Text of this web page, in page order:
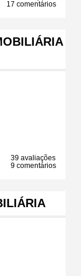
17 comentários
39 avaliações
9 comentários